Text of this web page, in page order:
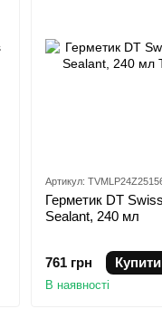
Артикул:
Герметик DT
Sealant, 240 мл
761 грн Купити
В наявності